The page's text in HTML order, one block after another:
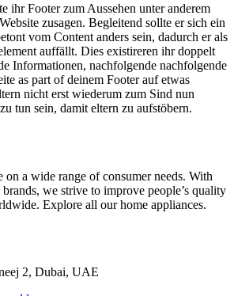
ihr Footer zum Aussehen unter anderem
zusagen. Begleitend sollte er sich ein
vom Content anders sein, dadurch er als
auffällt. Dies existireren ihr doppelt
Informationen, nachfolgende nachfolgende
as part of deinem Footer auf etwas
nicht erst wiederum zum Sind nun
tun sein, damit eltern zu aufstöbern.
on a wide range of consumer needs. With
we strive to improve people’s quality
Explore all our home appliances.
2, Dubai, UAE